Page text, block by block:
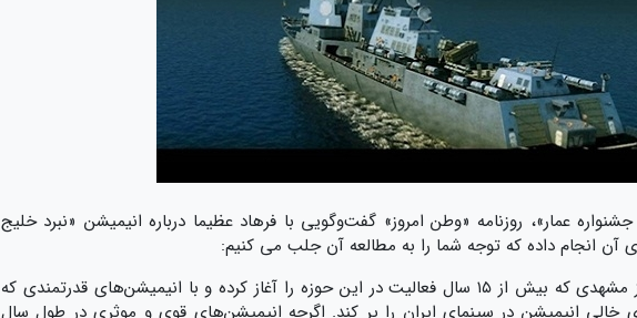
عمار»، روزنامه «وطن امروز» گفت‌وگویی با فرهاد عظیما درباره انیمیشن «نبرد خلیج
فرهاد عظیما، انیمیشن‌ساز مشهدی که بیش از ۱۵ سال فعالیت در این حوزه را آغاز کرده و با انیمیشن‌های قدرتمندی که
خالی انیمیشن در سینمای ایران را پر کند. اگرچه انیمیشن‌های قوی و موثری در طول سال